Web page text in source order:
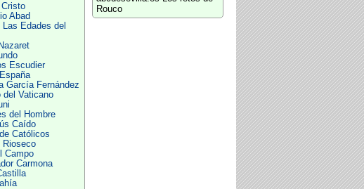
Abad
Las Edades del
Escudier
García Fernández
del Vaticano
del Hombre
Caído
Católicos
Rioseco
Campo
Carmona
Rouco